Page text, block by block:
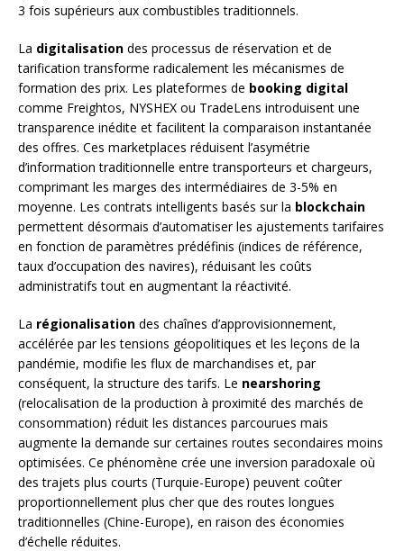
3 fois supérieurs aux combustibles traditionnels.
La digitalisation des processus de réservation et de
tarification transforme radicalement les mécanismes de
formation des prix. Les plateformes de booking digital
comme Freightos, NYSHEX ou TradeLens introduisent une
transparence inédite et facilitent la comparaison instantanée
des offres. Ces marketplaces réduisent l’asymétrie
d’information traditionnelle entre transporteurs et chargeurs,
comprimant les marges des intermédiaires de 3-5% en
moyenne. Les contrats intelligents basés sur la blockchain
permettent désormais d’automatiser les ajustements tarifaires
en fonction de paramètres prédéfinis (indices de référence,
taux d’occupation des navires), réduisant les coûts
administratifs tout en augmentant la réactivité.
La régionalisation des chaînes d’approvisionnement,
accélérée par les tensions géopolitiques et les leçons de la
pandémie, modifie les flux de marchandises et, par
conséquent, la structure des tarifs. Le nearshoring
(relocalisation de la production à proximité des marchés de
consommation) réduit les distances parcourues mais
augmente la demande sur certaines routes secondaires moins
optimisées. Ce phénomène crée une inversion paradoxale où
des trajets plus courts (Turquie-Europe) peuvent coûter
proportionnellement plus cher que des routes longues
traditionnelles (Chine-Europe), en raison des économies
d’échelle réduites.